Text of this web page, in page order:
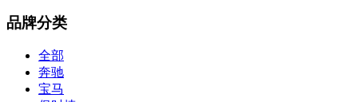
品牌分类
全部
奔驰
宝马